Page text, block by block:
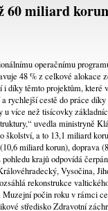
miliard
operačnímu
48 % z celkové alokace
díky těmto projektům, které
rychlejší cestě do práce
více než tisícovky
uvedla ministryně
školství, a to 13,1 miliard
miliard korun), doprava
krajů odpovídá
Vysočina,
rekonstrukce
počin roku v rámci
středisko Zdravotní